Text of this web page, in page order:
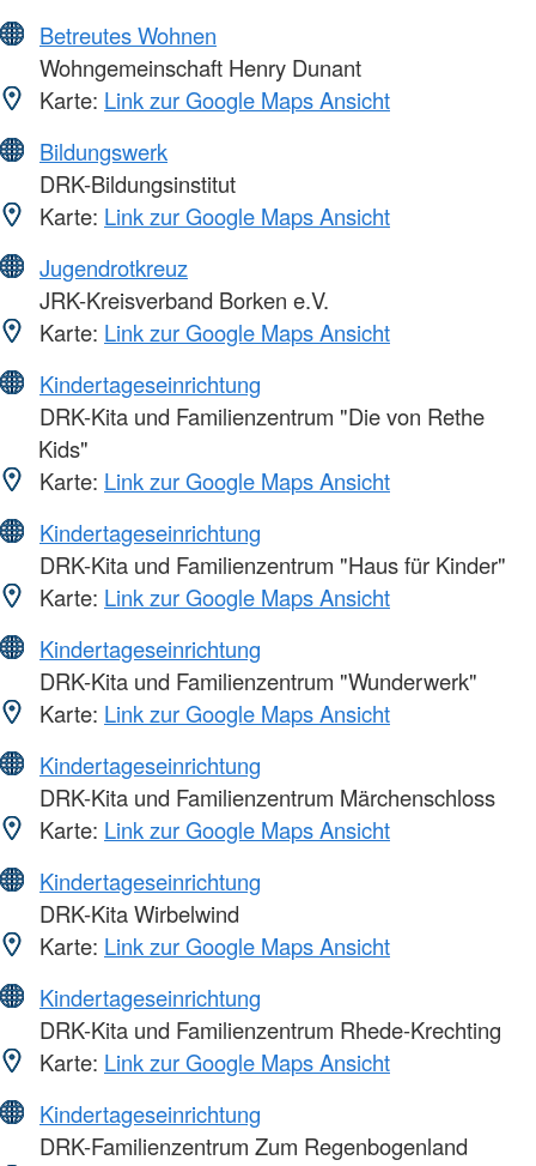
Betreutes Wohnen
Wohngemeinschaft Henry Dunant
Karte: Link zur Google Maps Ansicht
Bildungswerk
DRK-Bildungsinstitut
Karte: Link zur Google Maps Ansicht
Jugendrotkreuz
JRK-Kreisverband Borken e.V.
Karte: Link zur Google Maps Ansicht
Kindertageseinrichtung
DRK-Kita und Familienzentrum "Die von Rethe
Kids"
Karte: Link zur Google Maps Ansicht
Kindertageseinrichtung
DRK-Kita und Familienzentrum "Haus für Kinder"
Karte: Link zur Google Maps Ansicht
Kindertageseinrichtung
DRK-Kita und Familienzentrum "Wunderwerk"
Karte: Link zur Google Maps Ansicht
Kindertageseinrichtung
DRK-Kita und Familienzentrum Märchenschloss
Karte: Link zur Google Maps Ansicht
Kindertageseinrichtung
DRK-Kita Wirbelwind
Karte: Link zur Google Maps Ansicht
Kindertageseinrichtung
DRK-Kita und Familienzentrum Rhede-Krechting
Karte: Link zur Google Maps Ansicht
Kindertageseinrichtung
DRK-Familienzentrum Zum Regenbogenland